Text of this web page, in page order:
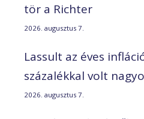
tör a Richter
2026. augusztus 7.
Lassult az éves
százalékkal volt
2026. augusztus 7.